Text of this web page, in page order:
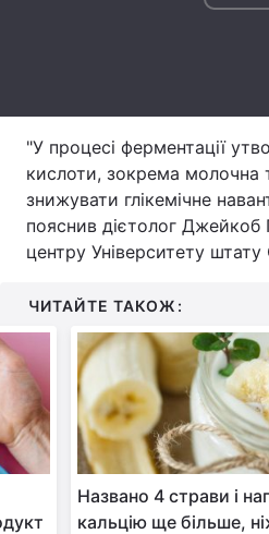
Тема оформлення
"У процесі ферментації
кислоти, зокрема молочна
знижувати глікемічне
пояснив дієтолог Джейкоб
центру Університету штату
ЧИТАЙТЕ ТАКОЖ:
Названо 4 страви і
кальцію ще більше,